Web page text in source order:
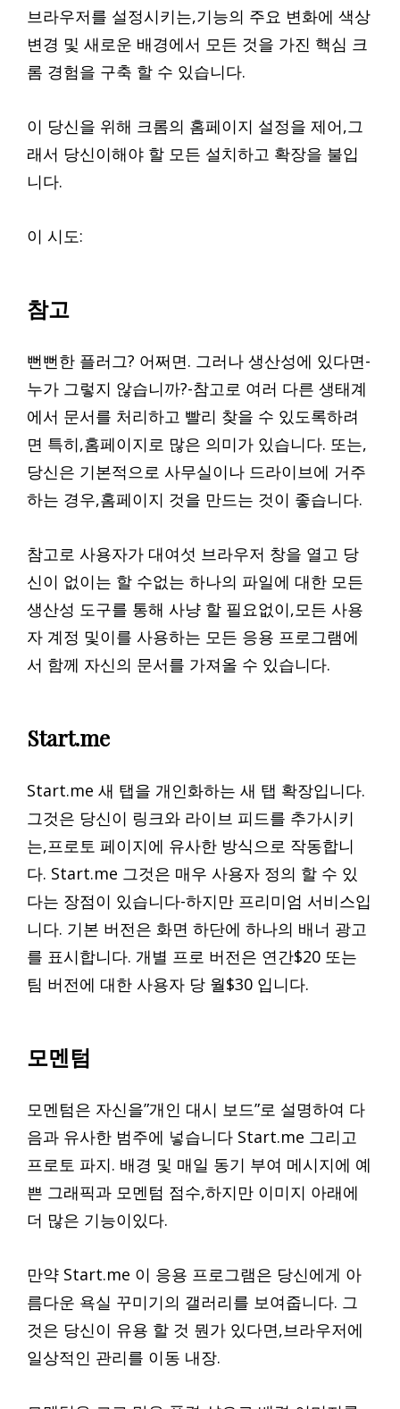
브라우저를 설정시키는,기능의 주요 변화에 색상
변경 및 새로운 배경에서 모든 것을 가진 핵심 크
롬 경험을 구축 할 수 있습니다.
이 당신을 위해 크롬의 홈페이지 설정을 제어,그
래서 당신이해야 할 모든 설치하고 확장을 불입
니다.
이 시도:
참고
뻔뻔한 플러그? 어쩌면. 그러나 생산성에 있다면-
누가 그렇지 않습니까?-참고로 여러 다른 생태계
에서 문서를 처리하고 빨리 찾을 수 있도록하려
면 특히,홈페이지로 많은 의미가 있습니다. 또는,
당신은 기본적으로 사무실이나 드라이브에 거주
하는 경우,홈페이지 것을 만드는 것이 좋습니다.
참고로 사용자가 대여섯 브라우저 창을 열고 당
신이 없이는 할 수없는 하나의 파일에 대한 모든
생산성 도구를 통해 사냥 할 필요없이,모든 사용
자 계정 및이를 사용하는 모든 응용 프로그램에
서 함께 자신의 문서를 가져올 수 있습니다.
Start.me
Start.me 새 탭을 개인화하는 새 탭 확장입니다.
그것은 당신이 링크와 라이브 피드를 추가시키
는,프로토 페이지에 유사한 방식으로 작동합니
다. Start.me 그것은 매우 사용자 정의 할 수 있
다는 장점이 있습니다-하지만 프리미엄 서비스입
니다. 기본 버전은 화면 하단에 하나의 배너 광고
를 표시합니다. 개별 프로 버전은 연간$20 또는
팀 버전에 대한 사용자 당 월$30 입니다.
모멘텀
모멘텀은 자신을”개인 대시 보드”로 설명하여 다
음과 유사한 범주에 넣습니다 Start.me 그리고
프로토 파지. 배경 및 매일 동기 부여 메시지에 예
쁜 그래픽과 모멘텀 점수,하지만 이미지 아래에
더 많은 기능이있다.
만약 Start.me 이 응용 프로그램은 당신에게 아
름다운 욕실 꾸미기의 갤러리를 보여줍니다. 그
것은 당신이 유용 할 것 뭔가 있다면,브라우저에
일상적인 관리를 이동 내장.